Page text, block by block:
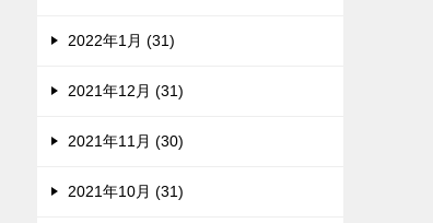
2022年1月 (31)
2021年12月 (31)
2021年11月 (30)
2021年10月 (31)